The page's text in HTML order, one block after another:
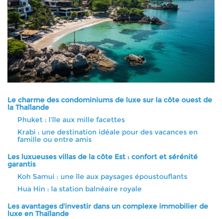
Le charme des condominiums de luxe sur la côte ouest de
la Thaïlande
Phuket : l'île aux mille facettes
Krabi : une destination idéale pour des vacances en
famille ou entre amis
Les luxueuses villas de la côte Est : confort et sérénité
garantis
Koh Samui : une île aux paysages époustouflants
Hua Hin : la station balnéaire royale
Les avantages d'investir dans un complexe immobilier de
luxe en Thaïlande